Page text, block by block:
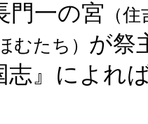
一の宮 （
むたち） が祭
』によれ